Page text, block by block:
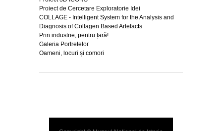
Proiect de Cercetare Exploratorie Idei
COLLAGE - Intelligent System for the Analysis and
Diagnosis of Collagen Based Artefacts
Prin industrie, pentru țară!
Galeria Portretelor
Oameni, locuri și comori